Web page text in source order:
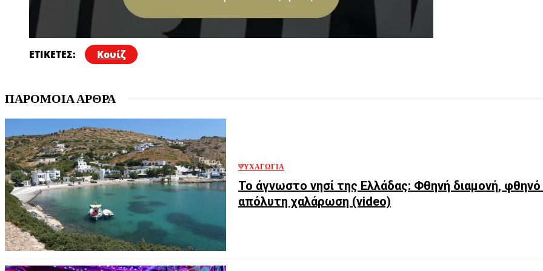
ΕΤΙΚΕΤΕΣ: Κουίζ
ΠΑΡΟΜΟΙΑ ΑΡΘΡΑ
ΨΥΧΑΓΩΓΊΑ
Το άγνωστο νησί της Ελλάδας: Φθηνή διαμονή, φθηνό
απόλυτη χαλάρωση (video)